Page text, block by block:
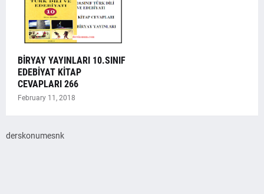
BİRYAY YAYINLARI 10.SINIF
EDEBİYAT KİTAP
CEVAPLARI 266
February 11, 2018
derskonumesnk